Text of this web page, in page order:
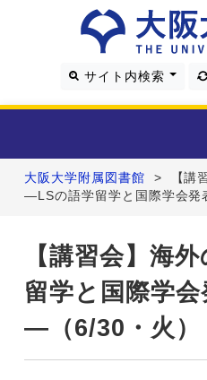
サイト内検索
利用案内
学習・研究支援
図書館について
大阪大学附属図書館 >
【講
―LSの語学留学と国際学会発
【講習会】海
留学と国際学
―（6/30・火）